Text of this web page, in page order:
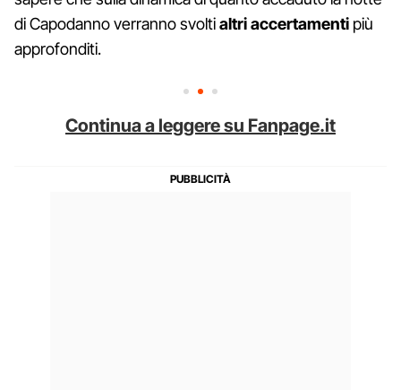
di Capodanno verranno svoltialtri accertamenti più
approfonditi.
Continua a leggere su Fanpage.it